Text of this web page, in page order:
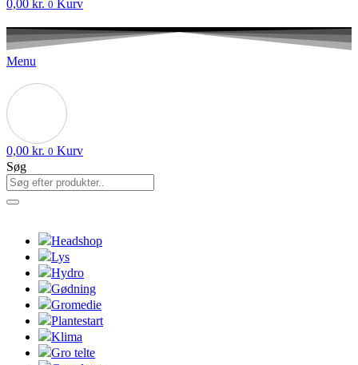
0,00 kr. 0 Kurv
Menu
0,00 kr. 0 Kurv
Søg
Headshop
Lys
Hydro
Gødning
Gromedie
Plantestart
Klima
Gro telte